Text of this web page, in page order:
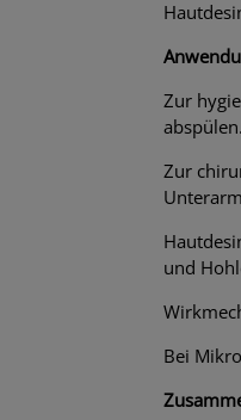
Zur
abspülen.
Zur
und
Bei